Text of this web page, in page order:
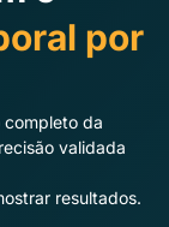
por
completo da
validada
resultados.